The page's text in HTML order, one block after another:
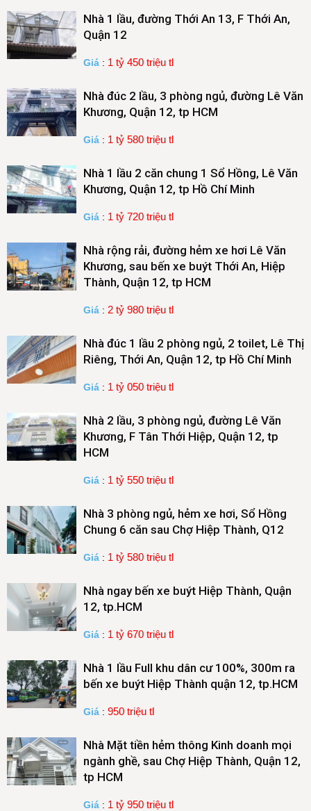
Nhà 1 lầu, đường Thới An 13, F Thới An,
Quận 12
Giá : 1 tỷ 450 triệu tl
Nhà đúc 2 lầu, 3 phòng ngủ, đường Lê Văn
Khương, Quận 12, tp HCM
Giá : 1 tỷ 580 triệu tl
Nhà 1 lầu 2 căn chung 1 Sổ Hồng, Lê Văn
Khương, Quận 12, tp Hồ Chí Minh
Giá : 1 tỷ 720 triệu tl
Nhà rộng rải, đường hẻm xe hơi Lê Văn
Khương, sau bến xe buýt Thới An, Hiệp
Thành, Quận 12, tp HCM
Giá : 2 tỷ 980 triệu tl
Nhà đúc 1 lầu 2 phòng ngủ, 2 toilet, Lê Thị
Riêng, Thới An, Quận 12, tp Hồ Chí Minh
Giá : 1 tỷ 050 triệu tl
Nhà 2 lầu, 3 phòng ngủ, đường Lê Văn
Khương, F Tân Thới Hiệp, Quận 12, tp
HCM
Giá : 1 tỷ 550 triệu tl
Nhà 3 phòng ngủ, hẻm xe hơi, Sổ Hồng
Chung 6 căn sau Chợ Hiệp Thành, Q12
Giá : 1 tỷ 580 triệu tl
Nhà ngay bến xe buýt Hiệp Thành, Quận
12, tp.HCM
Giá : 1 tỷ 670 triệu tl
Nhà 1 lầu Full khu dân cư 100%, 300m ra
bến xe buýt Hiệp Thành quận 12, tp.HCM
Giá : 950 triệu tl
Nhà Mặt tiền hẻm thông Kinh doanh mọi
ngành ghề, sau Chợ Hiệp Thành, Quận 12,
tp HCM
Giá : 1 tỷ 950 triệu tl